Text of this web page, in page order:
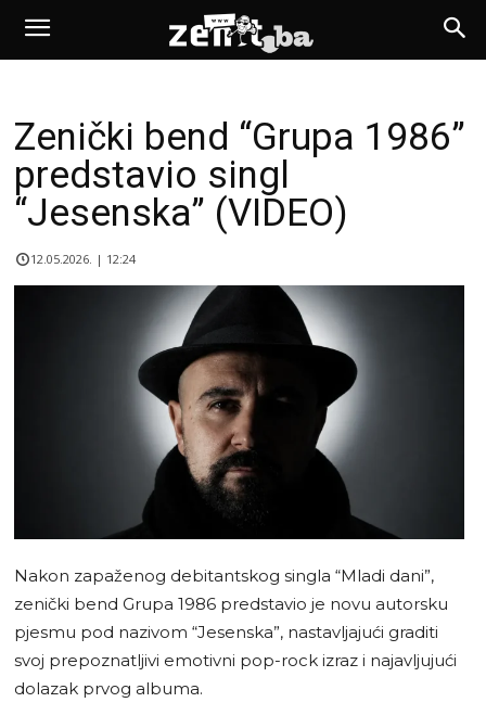
Zenički bend “Grupa 1986”
predstavio singl
“Jesenska” (VIDEO)
12.05.2026. | 12:24
Nakon zapaženog debitantskog singla “Mladi dani”,
zenički bend Grupa 1986 predstavio je novu autorsku
pjesmu pod nazivom “Jesenska”, nastavljajući graditi
svoj prepoznatljivi emotivni pop-rock izraz i najavljujući
dolazak prvog albuma.